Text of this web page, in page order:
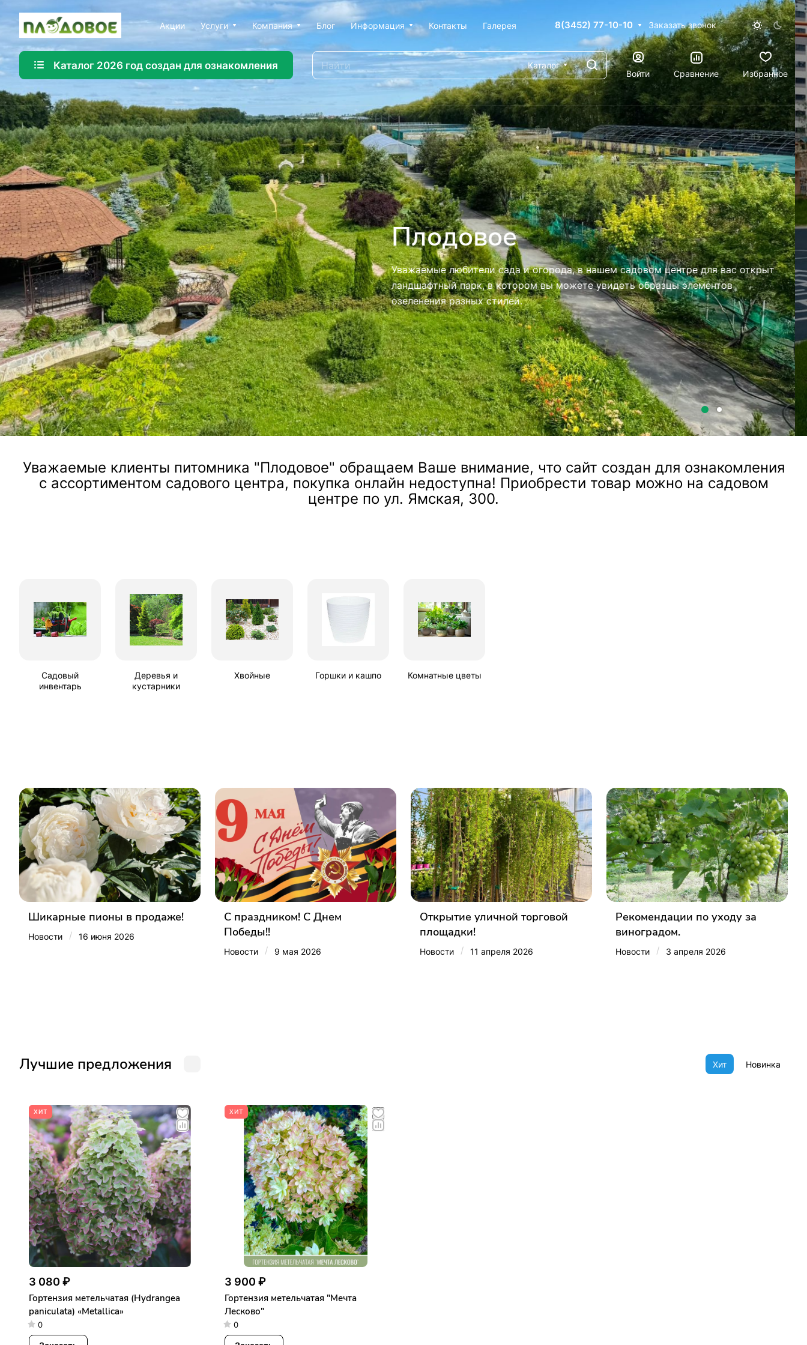
Акции Услуги Компания Блог Информация Контакты Галерея 8(3452) 77-10-10 Заказать звонок
Каталог 2026 год создан для ознакомления
Каталог
Войти
Сравнение Избранное
Озеленение
Создайте красивую и экологичную среду с помощью профессионального
ландшафтного дизайна, посадки и ухода за растениями.
Посмотреть услугу
Уважаемые клиенты питомника "Плодовое" обращаем Ваше внимание, что сайт создан для ознакомления
с ассортиментом садового центра, покупка онлайн недоступна! Приобрести товар можно на садовом
центре по ул. Ямская, 300.
Садовый
инвентарь
Деревья и
кустарники
Хвойные Горшки и кашпо Комнатные цветы
Шикарные пионы в продаже!
Новости / 16 июня 2026
С праздником! С Днем
Победы!!
Новости / 9 мая 2026
Открытие уличной торговой
площадки!
Новости / 11 апреля 2026
Рекомендации по уходу за
виноградом.
Новости / 3 апреля 2026
Лучшие предложения Хит Новинка
ХИТ
3 080 ₽
Гортензия метельчатая (Hydrangea
paniculata) «Metallica»
0
ХИТ
3 900 ₽
Гортензия метельчатая "Мечта
Лесково"
0